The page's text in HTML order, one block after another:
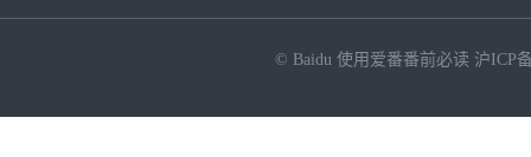
© Baidu 使用爱番番前必读 沪ICP